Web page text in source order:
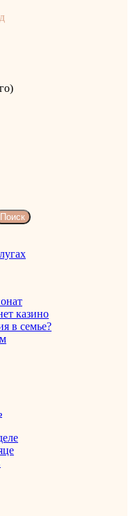
казино
в семье?